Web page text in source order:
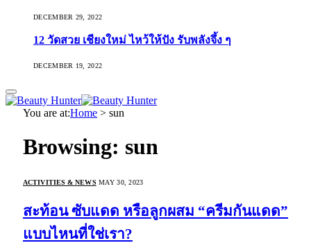
DECEMBER 29, 2022
12 วัดสวย เชียงใหม่ ไหว้ให้ปัง รับพลังจึ้ง ๆ
DECEMBER 19, 2022
You are at:Home > sun
Browsing: sun
ACTIVITIES & NEWS MAY 30, 2023
สะท้อน ซับแดด หรือลูกผสม “ครีมกันแดด”
แบบไหนที่ใช่เรา?